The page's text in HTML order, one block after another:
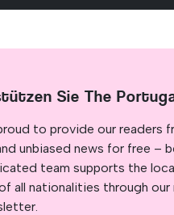
Sie The
to provide our readers
unbiased news for free –
team supports the
all nationalities through